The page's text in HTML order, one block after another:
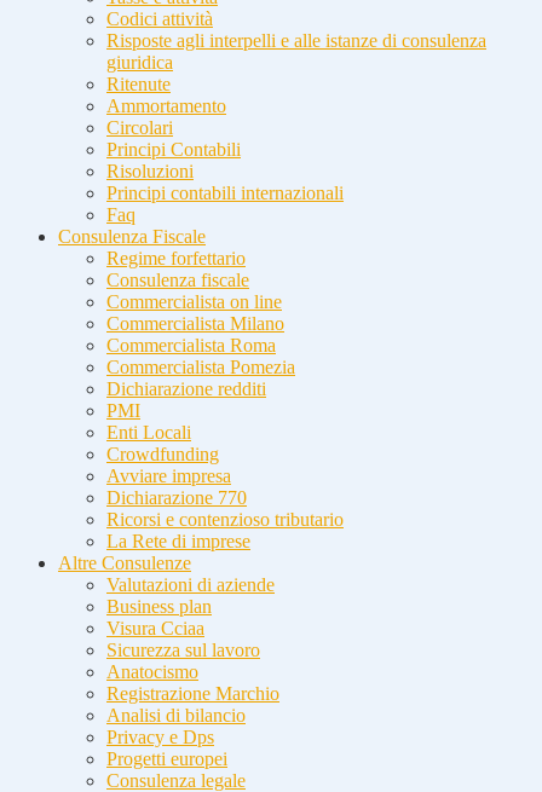
Codici attività
Risposte agli interpelli e alle istanze di consulenza
giuridica
Ritenute
Ammortamento
Circolari
Principi Contabili
Risoluzioni
Principi contabili internazionali
Faq
Consulenza Fiscale
Regime forfettario
Consulenza fiscale
Commercialista on line
Commercialista Milano
Commercialista Roma
Commercialista Pomezia
Dichiarazione redditi
PMI
Enti Locali
Crowdfunding
Avviare impresa
Dichiarazione 770
Ricorsi e contenzioso tributario
La Rete di imprese
Altre Consulenze
Valutazioni di aziende
Business plan
Visura Cciaa
Sicurezza sul lavoro
Anatocismo
Registrazione Marchio
Analisi di bilancio
Privacy e Dps
Progetti europei
Consulenza legale